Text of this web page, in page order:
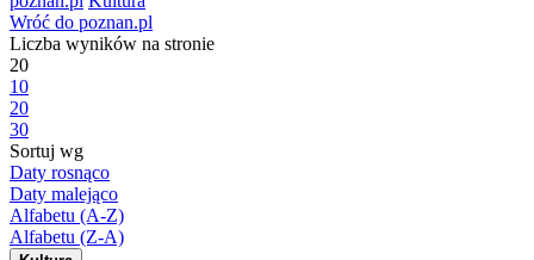
Wróć do poznan.pl
Liczba wyników na stronie
20
10
20
30
Sortuj wg
Daty rosnąco
Daty malejąco
Alfabetu (A-Z)
Alfabetu (Z-A)